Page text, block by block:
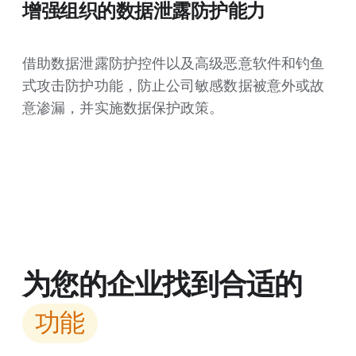
增强组织的数据泄露防护能力
借助数据泄露防护控件以及高级恶意软件和钓鱼
式攻击防护功能，防止公司敏感数据被意外或故
意渗漏，并实施数据保护政策。
为您的企业找到合适的
功能